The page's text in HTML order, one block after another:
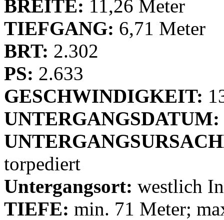
BREITE: 11,26 Meter
TIEFGANG: 6,71 Meter
BRT: 2.302
PS: 2.633
GESCHWINDIGKEIT:
UNTERGANGSDATUM:
torpediert
Untergangsort: westlich
TIEFE: min. 71 Meter;